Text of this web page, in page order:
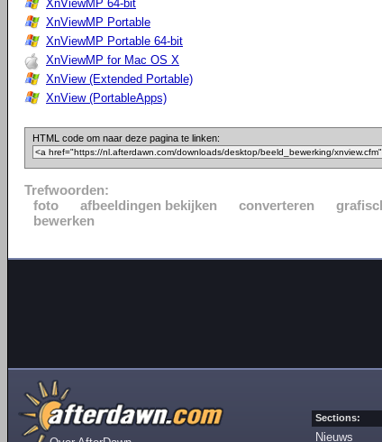
XnViewMP 64-bit
XnViewMP Portable
XnViewMP Portable 64-bit
XnViewMP for Mac OS X
XnView (Extended Portable)
XnView (PortableApps)
HTML code om naar deze pagina te linken:
Trefwoorden:
foto
afbeeldingen bekijken converteren
bewerken
Sections:
Nieuws